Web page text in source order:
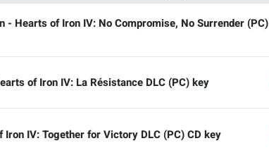
- Hearts of Iron IV: No Compromise, No Surrender (PC)
of Iron IV: La Résistance DLC (PC) key
Iron IV: Together for Victory DLC (PC) CD key